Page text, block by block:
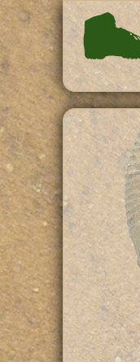
Pasar al contenido principal